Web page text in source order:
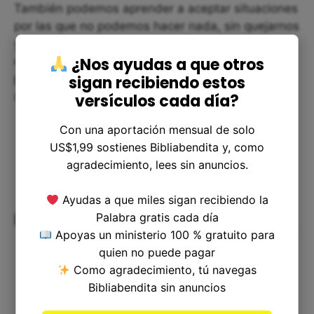
También podemos aprender a aceptar situaciones
por las que no podemos hacer nada, sin quejarnos
y sin esperar ninguna compensación. Por el
contrario, podemos centrarnos en lo que sí
podemos hacer y en cómo podemos seguir
adelante en la situación que hemos recibido.
Preguntas frecuentes
¿Nos ayudas a que otros
sigan recibiendo estos
versículos cada día?
Con una aportación mensual de solo
US$1,99 sostienes Bibliabendita y, como
agradecimiento, lees sin anuncios.
Ayudas a que miles sigan recibiendo la
Palabra gratis cada día
Apoyas un ministerio 100 % gratuito para
quien no puede pagar
Como agradecimiento, tú navegas
Bibliabendita sin anuncios